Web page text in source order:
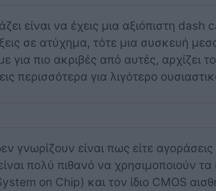
είναι να έχεις μια αξιόπιστη dash
σε ατύχημα, τότε μια συσκευή
για πιο ακριβές από αυτές, αρχίζει
περισσότερα για λιγότερο
γνωρίζουν είναι πως είτε
πολύ πιθανό να χρησιμοποιούν τα
on Chip) και τον ίδιο CMOS